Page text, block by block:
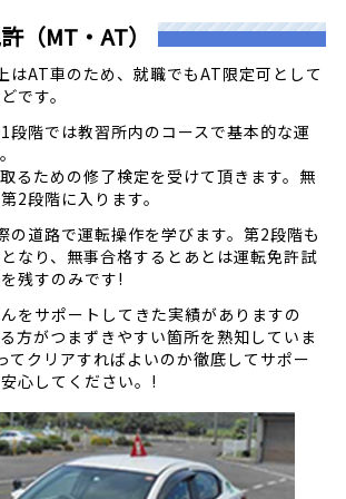
（MT・AT）
はAT車のため、就職でもAT限定可として
です。
段階では教習所内のコースで基本的な運
るための修了検定を受けて頂きます。 無
2段階に入ります。
の道路で運転操作を学びます。第2段階も
となり、無事合格するとあとは運転免許試
残すのみです!
をサポートしてきた実績がありますの
方がつまずきやすい箇所を熟知していま
てクリアすればよいのか徹底してサポー
心してください。!